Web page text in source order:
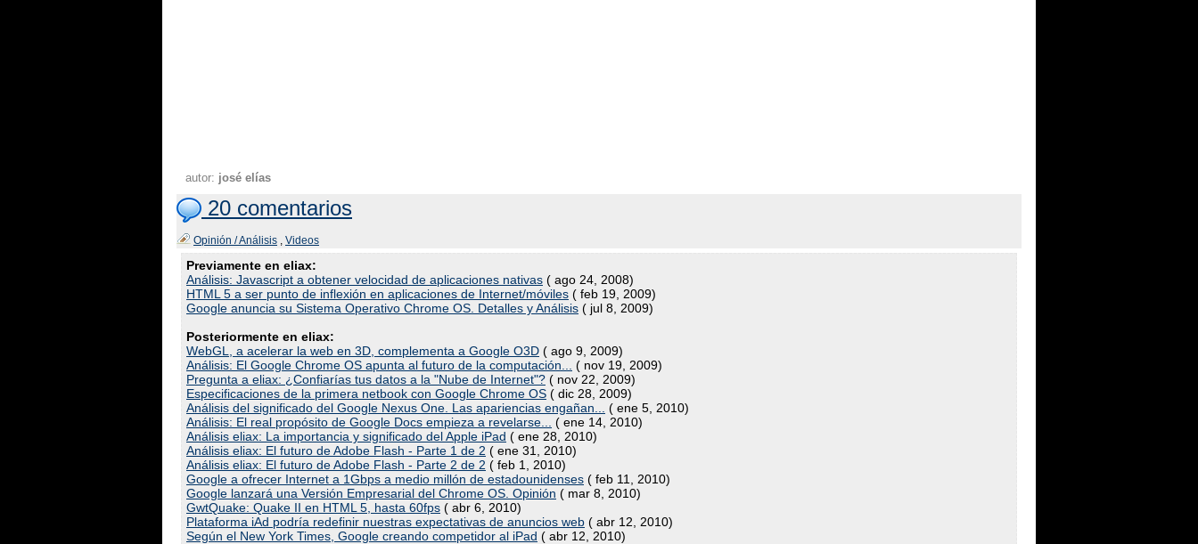
autor: josé elías
20 comentarios
Opinión / Análisis , Videos
Previamente en eliax:
Análisis: Javascript a obtener velocidad de aplicaciones nativas ( ago 24, 2008)
HTML 5 a ser punto de inflexión en aplicaciones de Internet/móviles ( feb 19, 2009)
Google anuncia su Sistema Operativo Chrome OS. Detalles y Análisis ( jul 8, 2009)
Posteriormente en eliax:
WebGL, a acelerar la web en 3D, complementa a Google O3D ( ago 9, 2009)
Análisis: El Google Chrome OS apunta al futuro de la computación...
( nov 19, 2009)
Pregunta a eliax: ¿Confiarías tus datos a la "Nube de Internet"? ( nov 22, 2009)
Especificaciones de la primera netbook con Google Chrome OS ( dic 28, 2009)
Análisis del significado del Google Nexus One. Las apariencias engañan...
( ene 5, 2010)
Análisis: El real propósito de Google Docs empieza a revelarse...
( ene 14, 2010)
Análisis eliax: La importancia y significado del Apple iPad ( ene 28, 2010)
Análisis eliax: El futuro de Adobe Flash - Parte 1 de 2 ( ene 31, 2010)
Análisis eliax: El futuro de Adobe Flash - Parte 2 de 2 ( feb 1, 2010)
Google a ofrecer Internet a 1Gbps a medio millón de estadounidenses ( feb 11, 2010)
Google lanzará una Versión Empresarial del Chrome OS. Opinión ( mar 8, 2010)
GwtQuake: Quake II en HTML 5, hasta 60fps ( abr 6, 2010)
Plataforma iAd podría redefinir nuestras expectativas de anuncios web ( abr 12, 2010)
Según el New York Times, Google creando competidor al iPad ( abr 12, 2010)